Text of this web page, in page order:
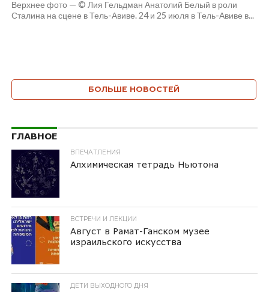
Верхнее фото — © Лия Гельдман Анатолий Белый в роли
Сталина на сцене в Тель-Авиве. 24 и 25 июля в Тель-Авиве в...
БОЛЬШЕ НОВОСТЕЙ
ГЛАВНОЕ
ВПЕЧАТЛЕНИЯ
Алхимическая тетрадь Ньютона
ВСТРЕЧИ И ЛЕКЦИИ
Август в Рамат-Ганском музее
израильского искусства
ДЕТИ ВЫХОДНОГО ДНЯ